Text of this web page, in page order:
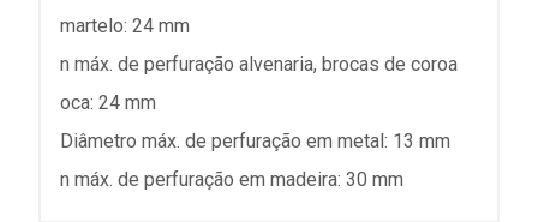
martelo: 24 mm
n máx. de perfuração alvenaria, brocas de coroa
oca: 24 mm
Diâmetro máx. de perfuração em metal: 13 mm
n máx. de perfuração em madeira: 30 mm